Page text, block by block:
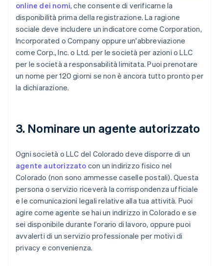
online dei nomi, che consente di verificarne la
disponibilità prima della registrazione. La ragione
sociale deve includere un indicatore come Corporation,
Incorporated o Company oppure un'abbreviazione
come Corp., Inc. o Ltd. per le società per azioni o LLC
per le società a responsabilità limitata. Puoi prenotare
un nome per 120 giorni se non è ancora tutto pronto per
la dichiarazione.
3. Nominare un agente autorizzato
Ogni società o LLC del Colorado deve disporre di un
agente autorizzato con un indirizzo fisico nel
Colorado (non sono ammesse caselle postali). Questa
persona o servizio riceverà la corrispondenza ufficiale
e le comunicazioni legali relative alla tua attività. Puoi
agire come agente se hai un indirizzo in Colorado e se
sei disponibile durante l'orario di lavoro, oppure puoi
avvalerti di un servizio professionale per motivi di
privacy e convenienza.